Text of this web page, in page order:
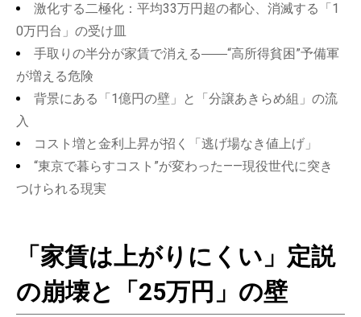
激化する二極化：平均33万円超の都心、消滅する「1
0万円台」の受け皿
手取りの半分が家賃で消える――“高所得貧困”予備軍
が増える危険
背景にある「1億円の壁」と「分譲あきらめ組」の流
入
コスト増と金利上昇が招く「逃げ場なき値上げ」
“東京で暮らすコスト”が変わった——現役世代に突き
つけられる現実
「家賃は上がりにくい」定説
の崩壊と「25万円」の壁